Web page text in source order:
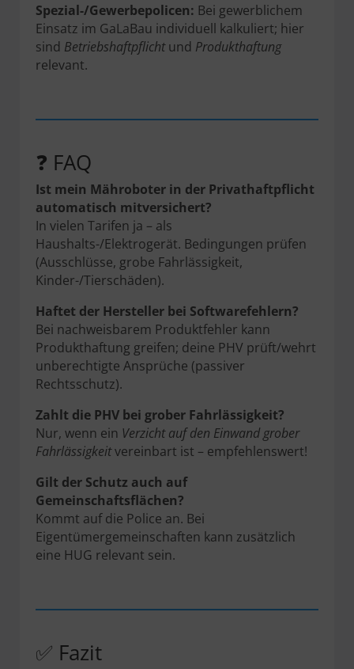
Spezial-/Gewerbepolicen: Bei gewerblichem
Einsatz im GaLaBau individuell kalkuliert; hier
sind Betriebshaftpflichtund Produkthaftung
relevant.
❓ FAQ
Ist mein Mähroboter in der Privathaftpflicht
automatisch mitversichert?
In vielen Tarifen ja – als
Haushalts-/Elektrogerät. Bedingungen prüfen
(Ausschlüsse, grobe Fahrlässigkeit,
Kinder-/Tierschäden).
Haftet der Hersteller bei Softwarefehlern?
Bei nachweisbarem Produktfehler kann
Produkthaftung greifen; deine PHV prüft/wehrt
unberechtigte Ansprüche (passiver
Rechtsschutz).
Zahlt die PHV bei grober Fahrlässigkeit?
Nur, wenn ein Verzicht auf den Einwand grober
Fahrlässigkeitvereinbart ist – empfehlenswert!
Gilt der Schutz auch auf
Gemeinschaftsflächen?
Kommt auf die Police an. Bei
Eigentümergemeinschaften kann zusätzlich
eine HUG relevant sein.
✅ Fazit